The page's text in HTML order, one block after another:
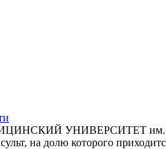
УНИВЕРСИТЕТ им.
на долю которого